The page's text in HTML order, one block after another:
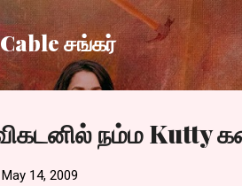
Cable சங்கர்
நம்ம Kutty
May 14, 2009